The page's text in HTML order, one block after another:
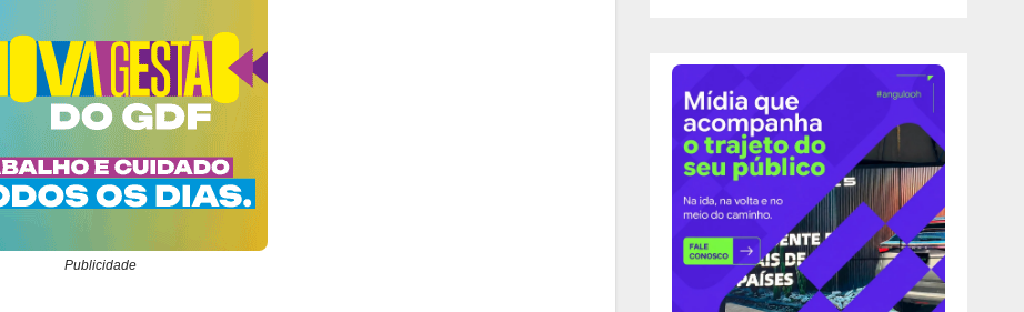
Publicidade